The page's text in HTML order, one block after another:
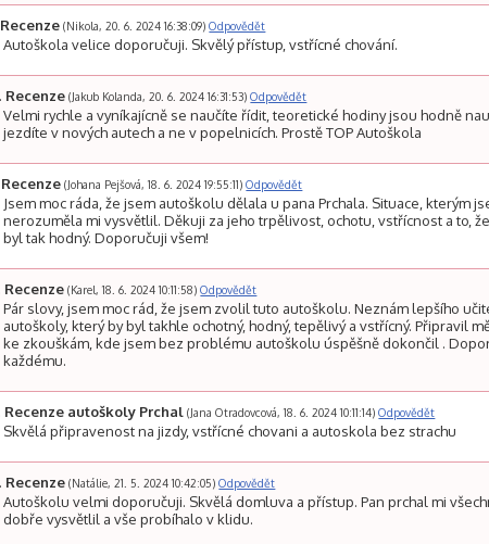
Recenze(Nikola, 20. 6. 2024 16:38:09) Odpovědět
Autoškola velice doporučuji. Skvělý přístup, vstřícné chování.
Recenze(Jakub Kolanda, 20. 6. 2024 16:31:53) Odpovědět
Velmi rychle a vyníkajícně se naučíte řídit, teoretické hodiny jsou hodně
jezdíte v nových autech a ne v popelnicích. Prostě TOP Autoškola
Recenze(Johana Pejšová, 18. 6. 2024 19:55:11) Odpovědět
Jsem moc ráda, že jsem autoškolu dělala u pana Prchala. Situace, kterým
nerozuměla mi vysvětlil. Děkuji za jeho trpělivost, ochotu, vstřícnost a to,
byl tak hodný. Doporučuji všem!
Recenze(Karel, 18. 6. 2024 10:11:58) Odpovědět
Pár slovy, jsem moc rád, že jsem zvolil tuto autoškolu. Neznám lepšího
autoškoly, který by byl takhle ochotný, hodný, tepělivý a vstřícný. Připravil
ke zkouškám, kde jsem bez problému autoškolu úspěšně dokončil .
každému.
Recenze autoškoly Prchal(Jana Otradovcová, 18. 6. 2024 10:11:14) Odpovědět
Skvělá připravenost na jizdy, vstřícné chovani a autoskola bez strachu
Recenze(Natálie, 21. 5. 2024 10:42:05) Odpovědět
Autoškolu velmi doporučuji. Skvělá domluva a přístup. Pan prchal mi
dobře vysvětlil a vše probíhalo v klidu.